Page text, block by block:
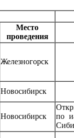
Место
проведения
Железногорск
Новосибирск
Новосибирск
по